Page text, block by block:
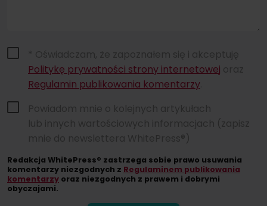
* Oświadczam, że zapoznałem się i akceptuję
Politykę prywatności strony internetowej oraz
Regulamin publikowania komentarzy
Powiadom mnie o kolejnych artykułach
lub innych wartościowych informacjach (zapisz
mnie do newslettera WhitePress®)
Redakcja WhitePress® zastrzega sobie prawo usuwania
komentarzy niezgodnych z Regulaminem publikowania
komentarzy oraz niezgodnych z prawem i dobrymi
obyczajami.